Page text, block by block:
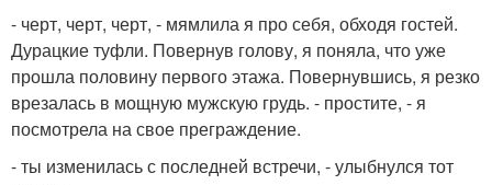
- черт, черт, черт, - мямлила я про себя, обходя гостей.
Дурацкие туфли. Повернув голову, я поняла, что уже
прошла половину первого этажа. Повернувшись, я резко
врезалась в мощную мужскую грудь. - простите, - я
посмотрела на свое преграждение.
- ты изменилась с последней встречи, - улыбнулся тот